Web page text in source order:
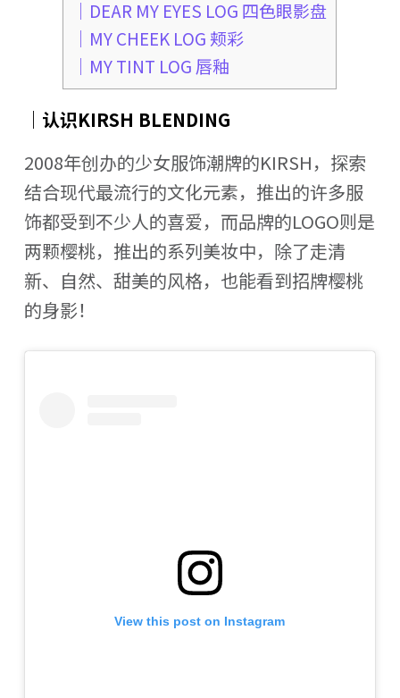
｜DEAR MY EYES LOG 四色眼影盘
｜MY CHEEK LOG 颊彩
｜MY TINT LOG 唇釉
｜认识KIRSH BLENDING
2008年创办的少女服饰潮牌的KIRSH，探索
结合现代最流行的文化元素，推出的许多服
饰都受到不少人的喜爱，而品牌的LOGO则是
两颗樱桃，推出的系列美妆中，除了走清
新、自然、甜美的风格，也能看到招牌樱桃
的身影！
View this post on Instagram